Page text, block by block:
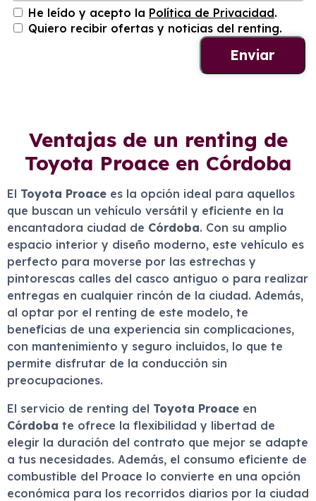
He leído y acepto la Política de Privacidad.
Quiero recibir ofertas y noticias del renting.
Ventajas de un renting de
Toyota Proace en Córdoba
El Toyota Proace es la opción ideal para aquellos
que buscan un vehículo versátil y eficiente en la
encantadora ciudad de Córdoba. Con su amplio
espacio interior y diseño moderno, este vehículo es
perfecto para moverse por las estrechas y
pintorescas calles del casco antiguo o para realizar
entregas en cualquier rincón de la ciudad. Además,
al optar por el renting de este modelo, te
beneficias de una experiencia sin complicaciones,
con mantenimiento y seguro incluidos, lo que te
permite disfrutar de la conducción sin
preocupaciones.
El servicio de renting del Toyota Proace en
Córdoba te ofrece la flexibilidad y libertad de
elegir la duración del contrato que mejor se adapte
a tus necesidades. Además, el consumo eficiente de
combustible del Proace lo convierte en una opción
económica para los recorridos diarios por la ciudad